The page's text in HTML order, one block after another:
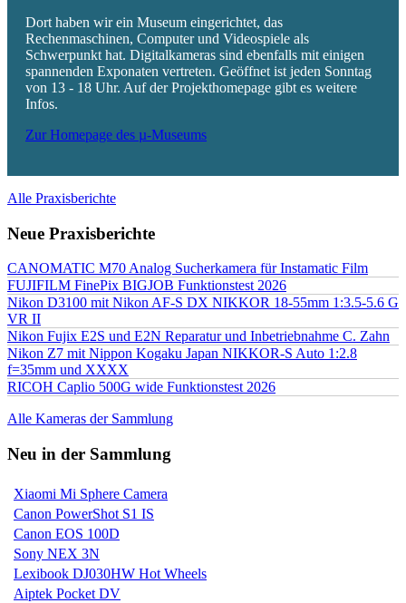
Dort haben wir ein Museum eingerichtet, das
Rechenmaschinen, Computer und Videospiele als
Schwerpunkt hat. Digitalkameras sind ebenfalls mit einigen
spannenden Exponaten vertreten. Geöffnet ist jeden Sonntag
von 13 - 18 Uhr. Auf der Projekthomepage gibt es weitere
Infos.
Zur Homepage des µ-Museums
Alle Praxisberichte
Neue Praxisberichte
CANOMATIC M70 Analog Sucherkamera für Instamatic Film
FUJIFILM FinePix BIGJOB Funktionstest 2026
Nikon D3100 mit Nikon AF-S DX NIKKOR 18-55mm 1:3.5-5.6 G
VR II
Nikon Fujix E2S und E2N Reparatur und Inbetriebnahme C. Zahn
Nikon Z7 mit Nippon Kogaku Japan NIKKOR-S Auto 1:2.8
f=35mm und XXXX
RICOH Caplio 500G wide Funktionstest 2026
Alle Kameras der Sammlung
Neu in der Sammlung
Xiaomi Mi Sphere Camera
Canon PowerShot S1 IS
Canon EOS 100D
Sony NEX 3N
Lexibook DJ030HW Hot Wheels
Aiptek Pocket DV